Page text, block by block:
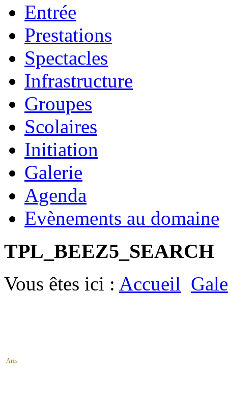
Entrée
Prestations
Spectacles
Infrastructure
Groupes
Scolaires
Initiation
Galerie
Agenda
Evènements au domaine
TPL_BEEZ5_SEARCH
Vous êtes ici : Accueil
Ares